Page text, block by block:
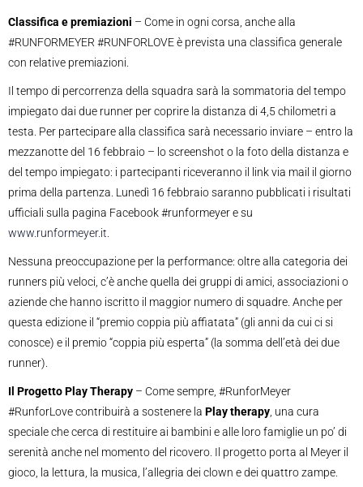
Classifica e premiazioni – Come in ogni corsa, anche alla
#RUNFORMEYER #RUNFORLOVE è prevista una classifica generale
con relative premiazioni.
Il tempo di percorrenza della squadra sarà la sommatoria del tempo
impiegato dai due runner per coprire la distanza di 4,5 chilometri a
testa. Per partecipare alla classifica sarà necessario inviare – entro la
mezzanotte del 16 febbraio – lo screenshot o la foto della distanza e
del tempo impiegato: i partecipanti riceveranno il link via mail il giorno
prima della partenza. Lunedì 16 febbraio saranno pubblicati i risultati
ufficiali sulla pagina Facebook #runformeyer e su
www.runformeyer.it
Nessuna preoccupazione per la performance: oltre alla categoria dei
runners più veloci, c’è anche quella dei gruppi di amici, associazioni o
aziende che hanno iscritto il maggior numero di squadre. Anche per
questa edizione il “premio coppia più affiatata” (gli anni da cui ci si
conosce) e il premio “coppia più esperta” (la somma dell’età dei due
runner).
Il Progetto Play Therapy – Come sempre, #RunforMeyer
#RunforLove contribuirà a sostenere la Play therapy , una cura
speciale che cerca di restituire ai bambini e alle loro famiglie un po’ di
serenità anche nel momento del ricovero. Il progetto porta al Meyer il
gioco, la lettura, la musica, l’allegria dei clown e dei quattro zampe.